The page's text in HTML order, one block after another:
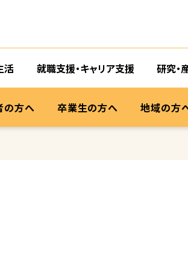
活 就職支援・キャリア支援 研究・
の方へ 卒業生の方へ 地域の方